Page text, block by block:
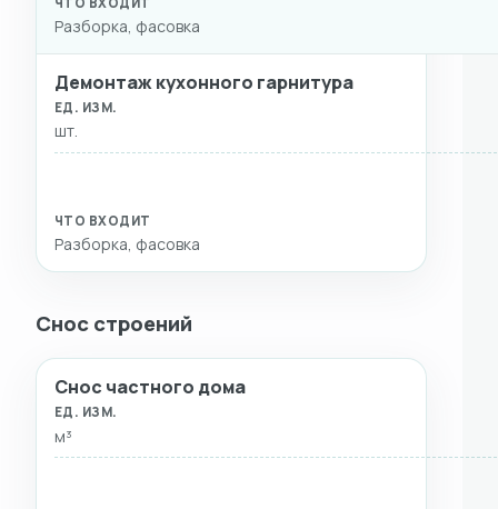
Разборка, фасовка
Демонтаж кухонного гарнитура
шт.
Разборка, фасовка
Снос строений
ВИД РАБОТ ЕД. ИЗМ.
Снос частного дома
м³